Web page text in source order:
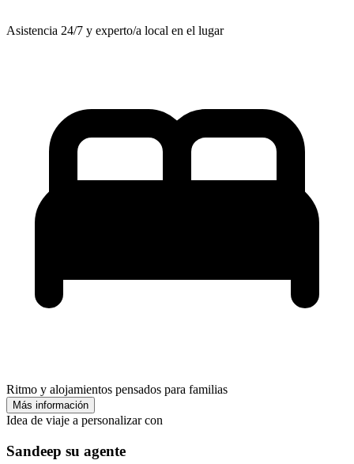
Asistencia 24/7 y experto/a local en el lugar
Ritmo y alojamientos pensados para familias
Más información
Idea de viaje a personalizar con
Sandeep su agente